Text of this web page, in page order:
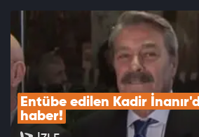
Entübe edilen Kadir
haber!